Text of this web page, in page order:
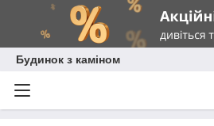
Будинок з каміном